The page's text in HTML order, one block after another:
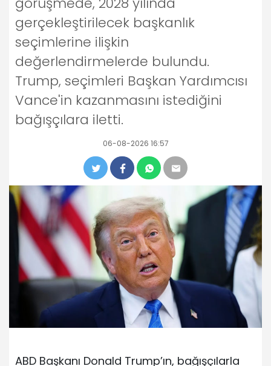
gerçekleştirilecek başkanlık
seçimlerine ilişkin
değerlendirmelerde bulundu.
Trump, seçimleri Başkan Yardımcısı
Vance'in kazanmasını istediğini
bağışçılara iletti.
06-08-2026 16:57
ABD Başkanı Donald Trump’ın, bağışçılarla